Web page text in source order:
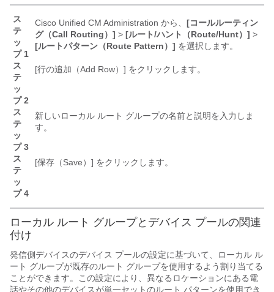
ス
テ
ッ
プ 1
Cisco Unified CM Administration から、 [コールルーティン
グ（Call Routing）] > [ルート/ハント（Route/Hunt）] >
[ルートパターン（Route Pattern）] を選択します。
ス
テ
ッ
プ 2
[行の追加（Add Row）] をクリックします。
ス
テ
ッ
プ 3
新しいローカル ルート グループの名前と説明を入力しま
す。
ス
テ
ッ
プ 4
[保存（Save）] をクリックします。
ローカル ルート グループとデバイス プールの関連
付け
発信側デバイスのデバイス プールの設定に基づいて、ローカル ル
ート グループが既存のルート グループを使用するよう割り当てる
ことができます。この設定により、異なるロケーションにある電
話やその他のデバイスが単一セットのルート パターンを使用でき